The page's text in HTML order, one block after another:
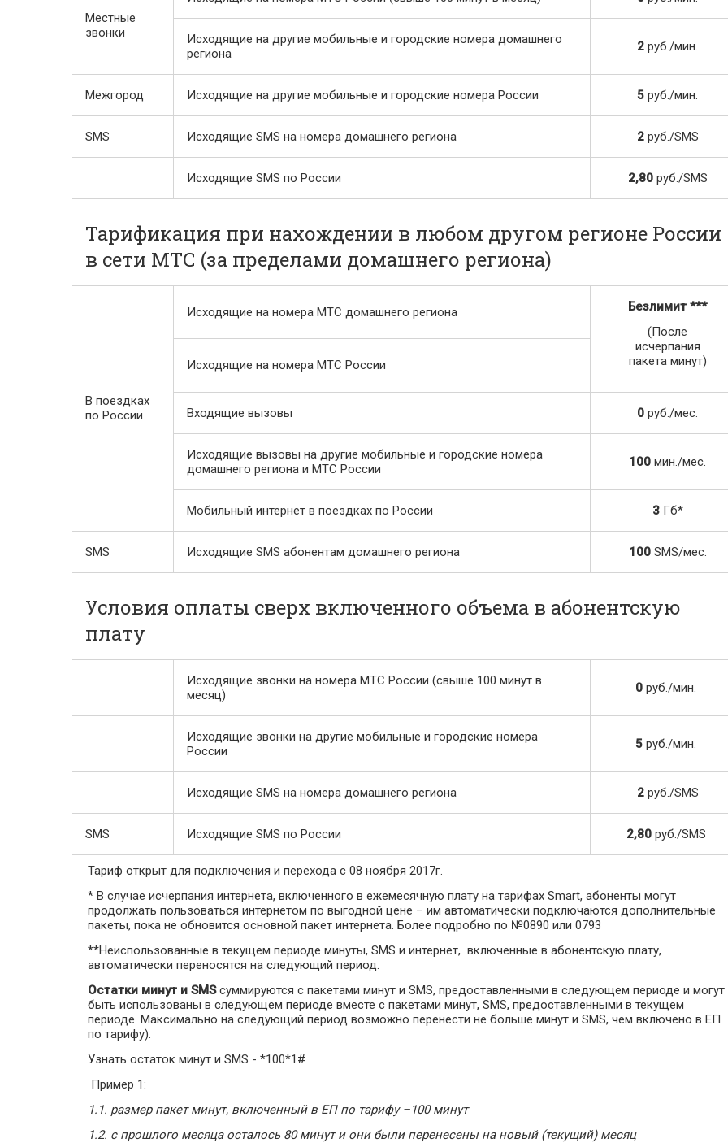
Местные
звонки
Исходящие на другие мобильные и городские номера домашнего
региона
2 руб./мин.
Межгород Исходящие на другие мобильные и городские номера России 5 руб./мин.
SMS Исходящие SMS на номера домашнего региона 2руб./SMS
Исходящие SMS по России 2,80руб./SMS
Тарификация при нахождении в любом другом регионе России
в сети МТС (за пределами домашнего региона)
В поездках
по России
Исходящие на номера МТС домашнего региона Безлимит ***
(После
исчерпания
пакета минут)
Исходящие на номера МТС России
Входящие вызовы 0 руб./мес.
Исходящие вызовы на другие мобильные и городские номера
домашнего региона и МТС России
100 мин./мес.
Мобильный интернет в поездках по России 3 Гб*
SMS Исходящие SMS абонентам домашнего региона 100 SMS/мес.
Условия оплаты сверх включенного объема в абонентскую
плату
Исходящие звонки на номера МТС России (свыше 100 минут в
месяц)
0 руб./мин.
Исходящие звонки на другие мобильные и городские номера
России
5 руб./мин.
Исходящие SMS на номера домашнего региона 2 руб./SMS
SMS Исходящие SMS по России 2,80руб./SMS
Тариф открыт для подключения и перехода с 08 ноября 2017г.
* В случае исчерпания интернета, включенного в ежемесячную плату на тарифах Smart, абоненты могут
продолжать пользоваться интернетом по выгодной цене – им автоматически подключаются дополнительные
пакеты, пока не обновится основной пакет интернета. Более подробно по №0890 или 0793
**Неиспользованные в текущем периоде минуты, SMS и интернет, включенные в абонентскую плату,
автоматически переносятся на следующий период.
Остатки минут и SMSсуммируются с пакетами минут и SMS, предоставленными в следующем периоде и могут
быть использованы в следующем периоде вместе с пакетами минут, SMS, предоставленными в текущем
периоде. Максимально на следующий период возможно перенести не больше минут и SMS, чем включено в ЕП
по тарифу).
Узнать остаток минут и SMS - *100*1#
Пример 1:
1.1. размер пакет минут, включенный в ЕП по тарифу –100 минут
1.2. с прошлого месяца осталось 80 минут и они были перенесены на новый (текущий) месяц